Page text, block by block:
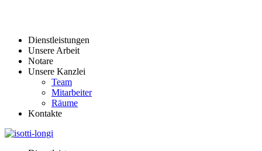
Dienstleistungen
Unsere Arbeit
Notare
Unsere Kanzlei
Team
Mitarbeiter
Räume
Kontakte